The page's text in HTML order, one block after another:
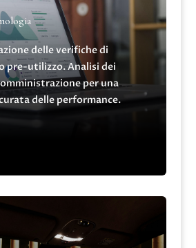
delle verifiche di
pre-utilizzo. Analisi dei
per una
delle performance.